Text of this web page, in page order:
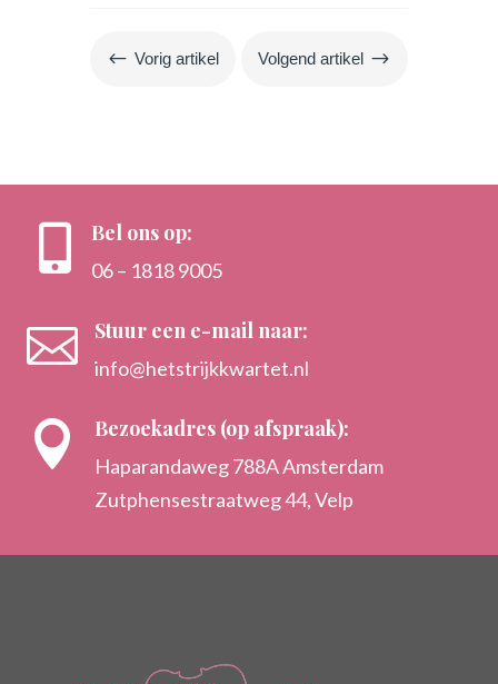
# Vorig artikel Volgend artikel $
 Bel ons op:
06 – 1818 9005
 Stuur een e-mail naar:
info@hetstrijkkwartet.nl
 Bezoekadres (op afspraak):
Haparandaweg 788A Amsterdam
Zutphensestraatweg 44, Velp